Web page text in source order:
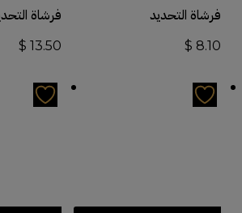
فرشاة التحديد
$ 8.10
فرشاة
$ 13.50